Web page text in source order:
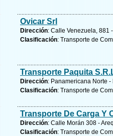
Ovicar Srl
Dirección: Calle Venezuela, 881
Clasificación: Transporte de
Transporte Paquita
Dirección: Panamericana Norte -
Clasificación: Transporte de
Transporte De Carga Y
Dirección: Calle Morán 308 -
Clasificación: Transporte de